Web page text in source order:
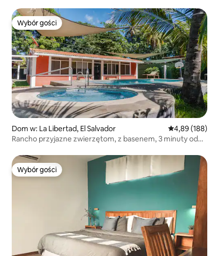
Wybór gości
Wybór gości
Dom w: La Libertad, El Salvador Średnia
4,89 (188)
Rancho przyjazne zwierzętom, z basenem, 3 minuty od
Wybór gości
Wybór gości